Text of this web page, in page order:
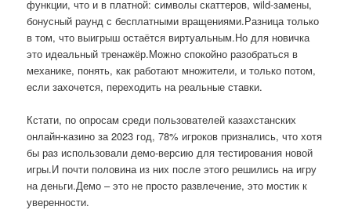
функции, что и в платной: символы скаттеров, wild-замены,
бонусный раунд с бесплатными вращениями.Разница только
в том, что выигрыш остаётся виртуальным.Но для новичка
это идеальный тренажёр.Можно спокойно разобраться в
механике, понять, как работают множители, и только потом,
если захочется, переходить на реальные ставки.
Кстати, по опросам среди пользователей казахстанских
онлайн-казино за 2023 год, 78% игроков признались, что хотя
бы раз использовали демо-версию для тестирования новой
игры.И почти половина из них после этого решились на игру
на деньги.Демо – это не просто развлечение, это мостик к
уверенности.